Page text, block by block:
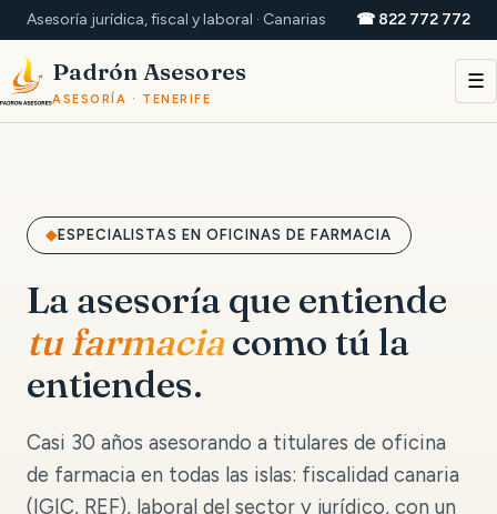
Asesoría jurídica, fiscal y laboral · Canarias ☎ 822 772 772
Padrón Asesores
ASESORÍA · TENERIFE
☰
ESPECIALISTAS EN OFICINAS DE FARMACIA
La asesoría que entiende
tu farmaciacomo tú la
entiendes.
Casi 30 años asesorando a titulares de oficina
de farmacia en todas las islas: fiscalidad canaria
(IGIC, REF), laboral del sector y jurídico, con un